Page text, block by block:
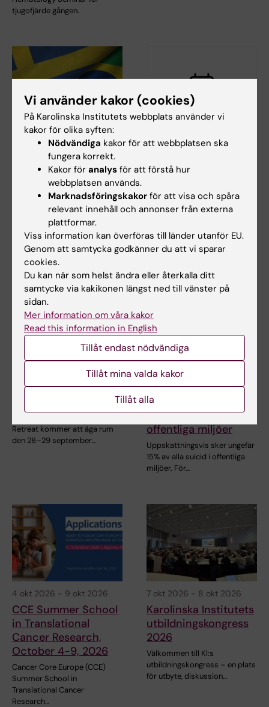
tjugofjärde gången.
14 sep 2026 -15 sep 2026
Sverige-Brasilien -
konferens om
forskning och
innovation inom life
science och hälsa
Konferensen Sweden Brazil
Research and Innovation
Conference 2026 samlar…
StratNeuro/Wenner-
Gren-gästföreläsning
J. Anderson
Välkommen till
gästföreläsningen: ”Neural
circuits…
29 sep 2026
XXIII Cancer Research
Retreat kommer att äga rum
den 28–29 september…
1 okt 2026
Konferens om
suicidprevention i
trafiksystem och
offentliga miljöer
Uppskattningsvis sker ungefär
15% av alla suicid i offentliga
miljöer. För…
4 okt 2026 - 9 okt 2026
CCE Summer School
in Translational
Cancer Research,
October 4-9, 2026
Cancer Core Europe (CCE)
Summer School in
Translational Cancer
Research…
7 okt 2026 - 8 okt 2026
Karolinska Institutets
utbildningskongress
2026
Välkommen till KI:s
utbildningskongress – en plats
för utbyte, diskussion…
Vi använder kakor (cookies)
På Karolinska Institutets webbplats använder vi
kakor för olika syften:
Nödvändiga kakor för att webbplatsen ska
fungera korrekt.
Kakor för analys för att förstå hur
webbplatsen används.
Marknadsföringskakor för att visa och spåra
relevant innehåll och annonser från externa
plattformar.
Viss information kan överföras till länder utanför EU.
Genom att samtycka godkänner du att vi sparar
cookies.
Du kan när som helst ändra eller återkalla ditt
samtycke via kakikonen längst ned till vänster på
sidan.
Mer information om våra kakor
Read this information in English
Tillåt endast nödvändiga
Tillåt mina valda kakor
Tillåt alla